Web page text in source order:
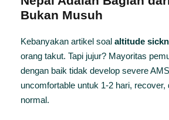
Bukan Musuh
Kebanyakan artikel soal altitude
orang takut. Tapi jujur? Mayoritas
dengan baik tidak develop severe
uncomfortable untuk 1-2 hari, recover,
normal.